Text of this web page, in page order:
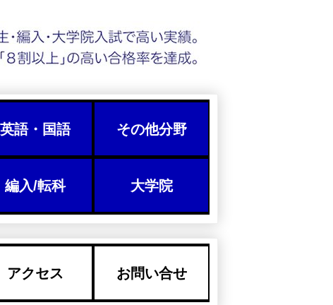
英語・国語 その他分野
編入/転科 大学院
アクセス お問い合せ